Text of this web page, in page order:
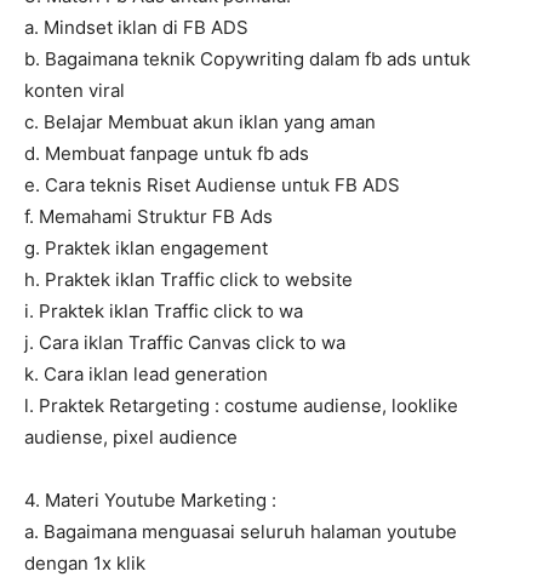
a. Mindset iklan di FB ADS
b. Bagaimana teknik Copywriting dalam fb ads untuk
konten viral
c. Belajar Membuat akun iklan yang aman
d. Membuat fanpage untuk fb ads
e. Cara teknis Riset Audiense untuk FB ADS
f. Memahami Struktur FB Ads
g. Praktek iklan engagement
h. Praktek iklan Traffic click to website
i. Praktek iklan Traffic click to wa
j. Cara iklan Traffic Canvas click to wa
k. Cara iklan lead generation
l. Praktek Retargeting : costume audiense, looklike
audiense, pixel audience
4. Materi Youtube Marketing :
a. Bagaimana menguasai seluruh halaman youtube
dengan 1x klik